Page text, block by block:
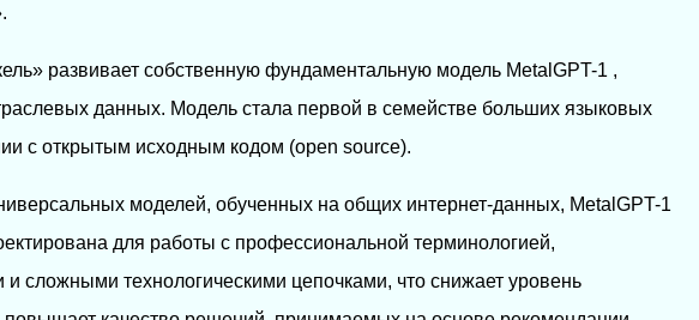
развивает собственную фундаментальную модель MetalGPT-1 ,
данных. Модель стала первой в семействе больших языковых
с открытым исходным кодом (open source).
моделей, обученных на общих интернет-данных, MetalGPT-1
для работы с профессиональной терминологией,
и сложными технологическими цепочками, что снижает уровень